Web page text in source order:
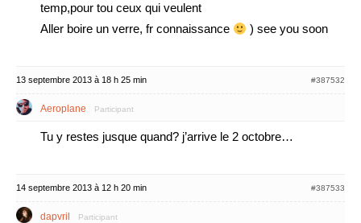
temp,pour tou ceux qui veulent
Aller boire un verre, fr connaissance
) see you soon
13 septembre 2013 à 18 h 25 min #387532
Aeroplane Participant
Tu y restes jusque quand? j’arrive le 2 octobre…
14 septembre 2013 à 12 h 20 min #387533
dapvril Participant